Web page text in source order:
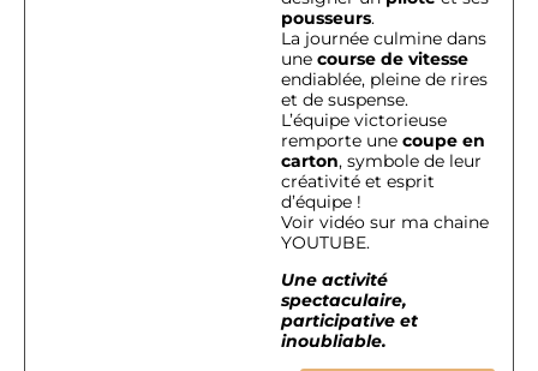
pousseurs.
La journée culmine dans
une course de vitesse
endiablée, pleine de rires
et de suspense.
L’équipe victorieuse
remporte une coupe en
carton, symbole de leur
créativité et esprit
d’équipe !
Voir vidéo sur ma chaine
YOUTUBE.
Une activité
spectaculaire,
participative et
inoubliable.